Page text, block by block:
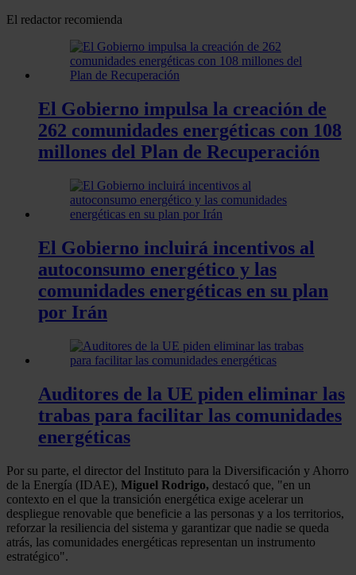
El redactor recomienda
El Gobierno impulsa la creación de
262 comunidades energéticas con 108
millones del Plan de Recuperación
El Gobierno incluirá incentivos al
autoconsumo energético y las
comunidades energéticas en su plan
por Irán
Auditores de la UE piden eliminar las
trabas para facilitar las comunidades
energéticas
Por su parte, el director del Instituto para la Diversificación y Ahorro
de la Energía (IDAE), Miguel Rodrigo, destacó que, "en un
contexto en el que la transición energética exige acelerar un
despliegue renovable que beneficie a las personas y a los territorios,
reforzar la resiliencia del sistema y garantizar que nadie se queda
atrás, las comunidades energéticas representan un instrumento
estratégico".